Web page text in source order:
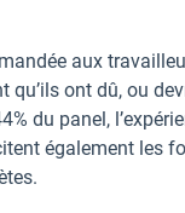
aux
ont dû, ou
du panel,
également les